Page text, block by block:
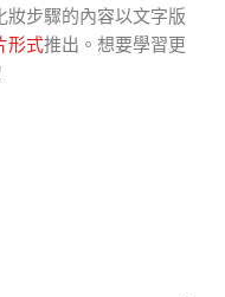
妝步驟的內容以文字版
形式推出。想要學習更